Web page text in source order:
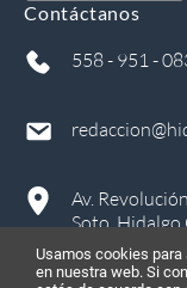
Contáctanos
558 - 951 -
Av.
Soto, Hidalgo
Usamos cookies
en nuestra web. Si